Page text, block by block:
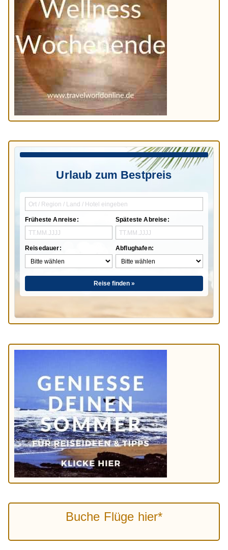
Urlaub zum Bestpreis
Früheste Anreise:
Reisedauer:
Späteste Abreise:
Abflughafen:
Reise finden »
Buche Flüge hier*